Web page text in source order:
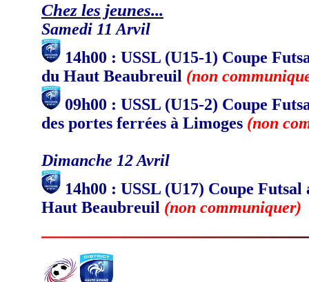
Chez les jeunes...
Samedi 11 Arvil
14h00 : USSL (U15-1) Coupe
du Haut Beaubreuil (non
09h00 : USSL (U15-2) Coupe
des portes ferrées à Limoges (non
Dimanche 12 Avril
14h00 : USSL (U17) Coupe Futsal
Haut Beaubreuil (non communiquer)